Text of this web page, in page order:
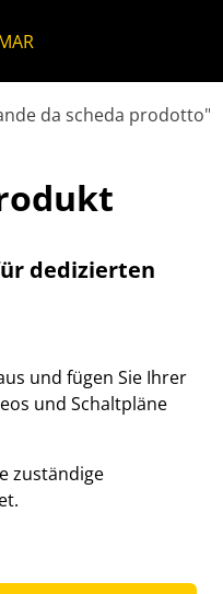
da scheda prodotto"
dedizierten
und fügen Sie Ihrer
und Schaltpläne
zuständige